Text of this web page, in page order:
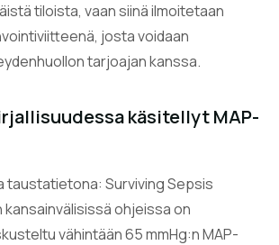
tiloista, vaan siinä ilmoitetaan
josta voidaan
tarjoajan kanssa.
käsitellyt MAP-
taustatietona: Surviving Sepsis
kansainvälisissä ohjeissa on
vähintään 65 mmHg:n MAP-